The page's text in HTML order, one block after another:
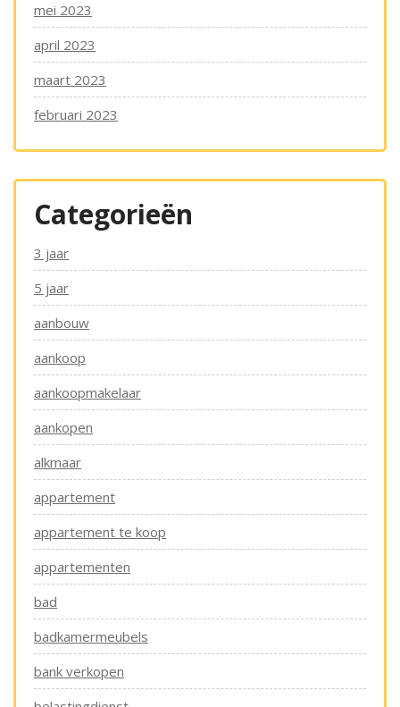
mei 2023
april 2023
maart 2023
februari 2023
Categorieën
3 jaar
5 jaar
aanbouw
aankoop
aankoopmakelaar
aankopen
alkmaar
appartement
appartement te koop
appartementen
bad
badkamermeubels
bank verkopen